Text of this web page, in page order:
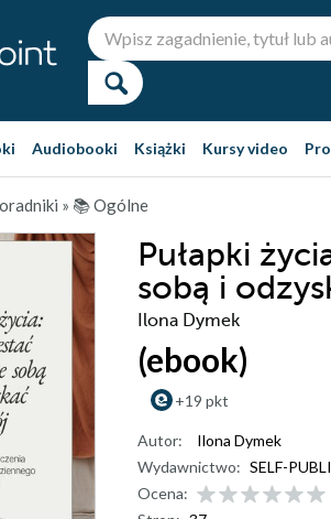
Audiobooki Książki Kursy video
» 📚 Ogólne
Pułapki
sobą i
Ilona Dymek
(ebook)
+19 pkt
Autor:
Ilona Dymek
Wydawnictwo: SELF-
Ocena: